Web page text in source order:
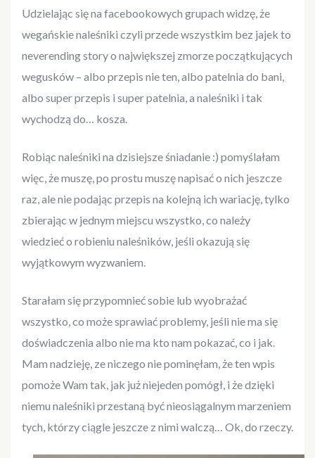
Udzielając się na facebookowych grupach widzę, że
wegańskie naleśniki czyli przede wszystkim bez jajek to
neverending story o największej zmorze początkujących
wegusków – albo przepis nie ten, albo patelnia do bani,
albo super przepis i super patelnia, a naleśniki i tak
wychodzą do… kosza.
Robiąc naleśniki na dzisiejsze śniadanie :) pomyślałam
więc, że muszę, po prostu muszę napisać o nich jeszcze
raz, ale nie podając przepis na kolejną ich wariację, tylko
zbierając w jednym miejscu wszystko, co należy
wiedzieć o robieniu naleśników, jeśli okazują się
wyjątkowym wyzwaniem.
Starałam się przypomnieć sobie lub wyobrażać
wszystko, co może sprawiać problemy, jeśli nie ma się
doświadczenia albo nie ma kto nam pokazać, co i jak.
Mam nadzieję, ze niczego nie pominęłam, że ten wpis
pomoże Wam tak, jak już niejeden pomógł, i że dzięki
niemu naleśniki przestaną być nieosiągalnym marzeniem
tych, którzy ciągle jeszcze z nimi walczą… Ok, do rzeczy.